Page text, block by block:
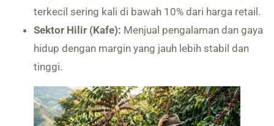
terkecil sering kali di bawah 10% dari harga retail.
Sektor Hilir (Kafe): Menjual pengalaman dan gaya
hidup dengan margin yang jauh lebih stabil dan
tinggi.